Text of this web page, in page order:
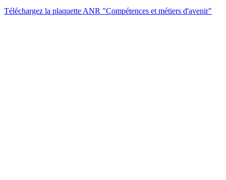
Téléchargez la plaquette ANR "Compétences et métiers d'avenir"